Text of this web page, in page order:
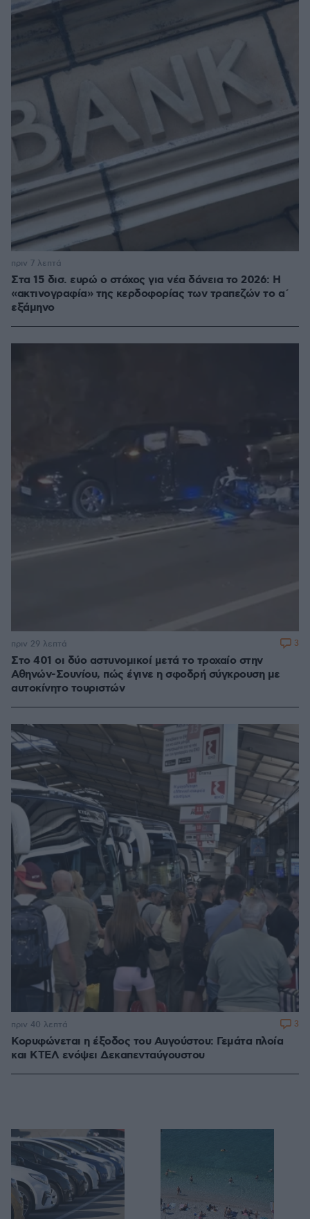
Στα 15 δισ. ευρώ ο στόχος για νέα δάνεια το 2026: Η
«ακτινογραφία» της κερδοφορίας των τραπεζών το α΄
εξάμηνο
πριν 7 λεπτά
Στο 401 οι δύο αστυνομικοί μετά το τροχαίο στην
Αθηνών-Σουνίου, πώς έγινε η σφοδρή σύγκρουση με
αυτοκίνητο τουριστών
πριν 29 λεπτά 3
Κορυφώνεται η έξοδος του Αυγούστου: Γεμάτα πλοία
και ΚΤΕΛ ενόψει Δεκαπενταύγουστου
πριν 40 λεπτά 3